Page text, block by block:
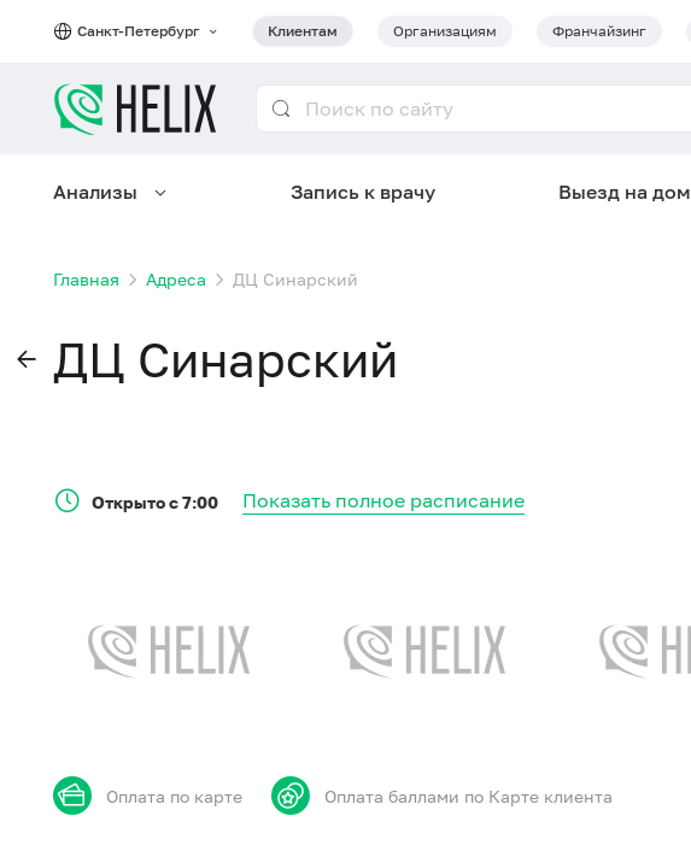
Санкт-Петербург Клиентам Организациям Франчайзинг
Анализы Запись к врачу Выезд на дом
Главная Адреса ДЦ Синарский
ДЦ Синарский
Открыто с 7:00 Показать полное расписание
Оплата по карте Оплата баллами по Карте клиента